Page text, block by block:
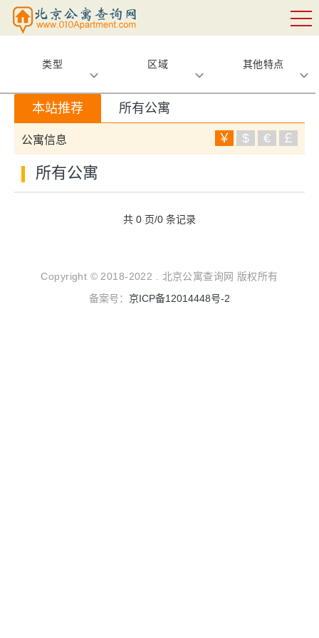
类型 区域 其他特点
本站推荐 所有公寓
公寓信息 ￥ $ € ￡
所有公寓
共 0 页/0 条记录
Copyright © 2018-2022 . 北京公寓查询网 版权所有
备案号： 京ICP备12014448号-2